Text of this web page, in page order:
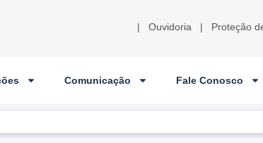
| Ouvidoria | Proteção
Comunicação Fale Conosco